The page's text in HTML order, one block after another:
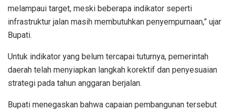
melampaui target, meski beberapa indikator seperti
infrastruktur jalan masih membutuhkan penyempurnaan,” ujar
Bupati.
Untuk indikator yang belum tercapai tuturnya, pemerintah
daerah telah menyiapkan langkah korektif dan penyesuaian
strategi pada tahun anggaran berjalan.
Bupati menegaskan bahwa capaian pembangunan tersebut